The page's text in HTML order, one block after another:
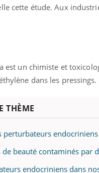
cette étude. Aux
est un chimiste et
dans les pressings.
THÈME
perturbateurs
de beauté contaminés par
endocriniens dans